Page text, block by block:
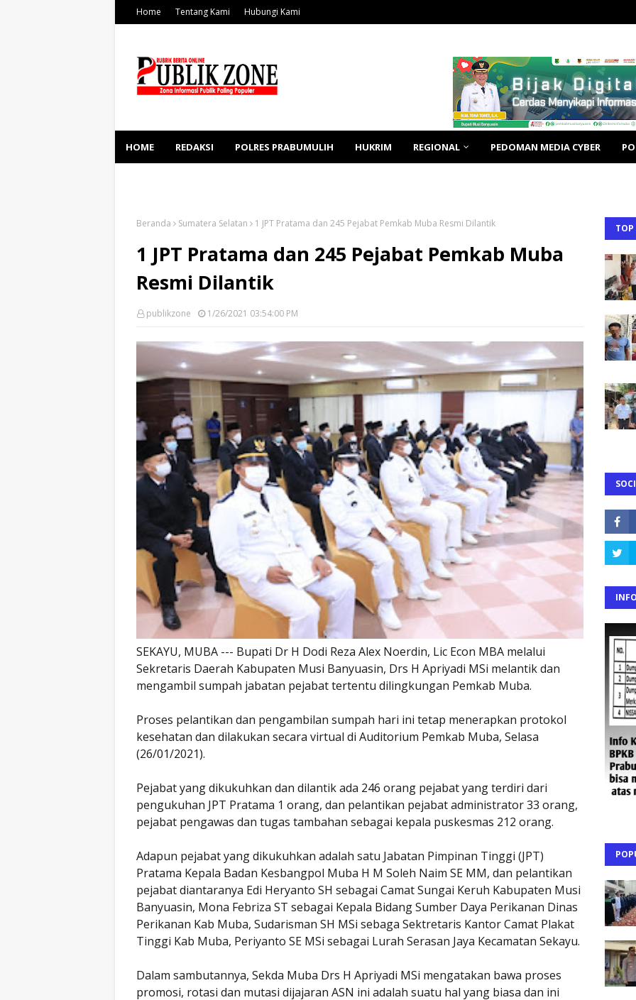
Home Tentang Kami Hubungi Kami
HOME REDAKSI POLRES PRABUMULIH HUKRIM REGIONAL PEDOMAN MEDIA CYBER
Beranda Sumatera Selatan 1 JPT Pratama dan 245 Pejabat Pemkab Muba Resmi Dilantik
1 JPT Pratama dan 245 Pejabat Pemkab Muba
Resmi Dilantik
publikzone 1/26/2021 03:54:00 PM
SEKAYU, MUBA --- Bupati Dr H Dodi Reza Alex Noerdin, Lic Econ MBA melalui
Sekretaris Daerah Kabupaten Musi Banyuasin, Drs H Apriyadi MSi melantik dan
mengambil sumpah jabatan pejabat tertentu dilingkungan Pemkab Muba.
Proses pelantikan dan pengambilan sumpah hari ini tetap menerapkan protokol
kesehatan dan dilakukan secara virtual di Auditorium Pemkab Muba, Selasa
(26/01/2021).
Pejabat yang dikukuhkan dan dilantik ada 246 orang pejabat yang terdiri dari
pengukuhan JPT Pratama 1 orang, dan pelantikan pejabat administrator 33 orang,
pejabat pengawas dan tugas tambahan sebagai kepala puskesmas 212 orang.
Adapun pejabat yang dikukuhkan adalah satu Jabatan Pimpinan Tinggi (JPT)
Pratama Kepala Badan Kesbangpol Muba H M Soleh Naim SE MM, dan pelantikan
pejabat diantaranya Edi Heryanto SH sebagai Camat Sungai Keruh Kabupaten Musi
Banyuasin, Mona Febriza ST sebagai Kepala Bidang Sumber Daya Perikanan Dinas
Perikanan Kab Muba, Sudarisman SH MSi sebaga Sektretaris Kantor Camat Plakat
Tinggi Kab Muba, Periyanto SE MSi sebagai Lurah Serasan Jaya Kecamatan Sekayu.
Dalam sambutannya, Sekda Muba Drs H Apriyadi MSi mengatakan bawa proses
promosi, rotasi dan mutasi dijajaran ASN ini adalah suatu hal yang biasa dan ini